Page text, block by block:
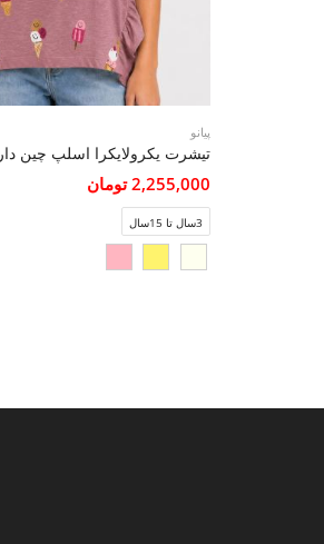
پیانو
تیشرت یکرولایکرا اسلپ چین دار
2,255,000 تومان
3سال تا 15سال